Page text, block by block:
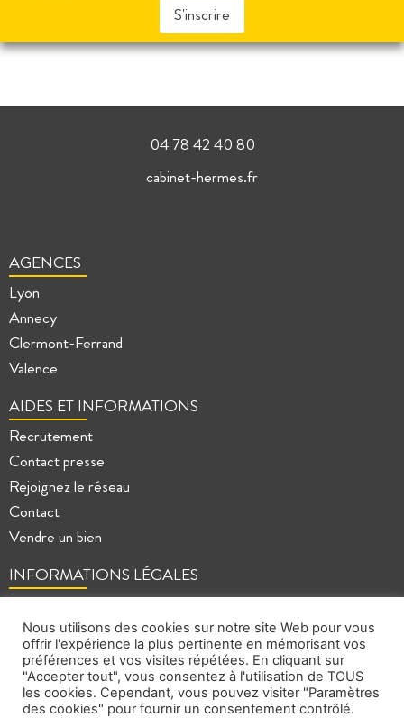
S'inscrire
04 78 42 40 80
cabinet-hermes.fr
AGENCES
Lyon
Annecy
Clermont-Ferrand
Valence
AIDES ET INFORMATIONS
Recrutement
Contact presse
Rejoignez le réseau
Contact
Vendre un bien
INFORMATIONS LÉGALES
Mentions légales
Politique de confidentialité
Plan du site
Nous utilisons des cookies sur notre site Web pour vous
offrir l'expérience la plus pertinente en mémorisant vos
préférences et vos visites répétées. En cliquant sur
"Accepter tout", vous consentez à l'utilisation de TOUS
les cookies. Cependant, vous pouvez visiter "Paramètres
des cookies" pour fournir un consentement contrôlé.